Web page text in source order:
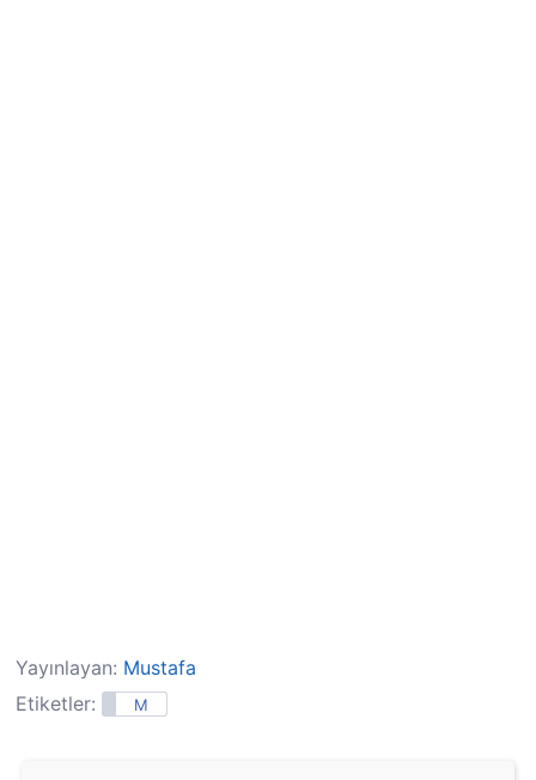
Yayınlayan: Mustafa
Etiketler:
M